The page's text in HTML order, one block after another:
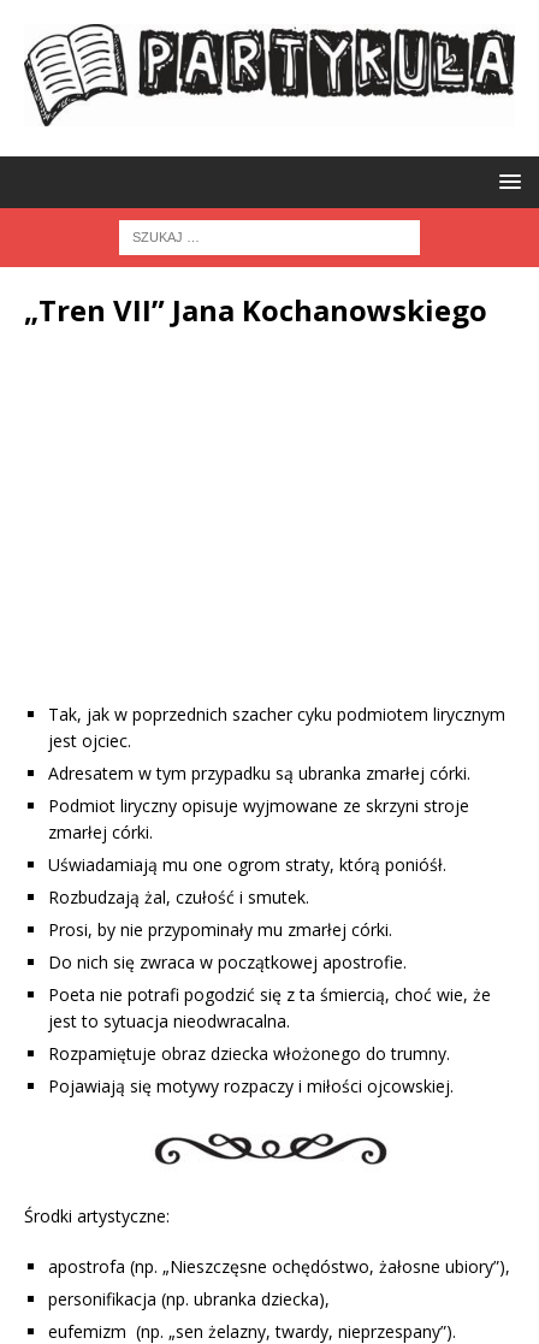
„Tren VII” Jana Kochanowskiego
Tak, jak w poprzednich szacher cyku podmiotem lirycznym
jest ojciec.
Adresatem w tym przypadku są ubranka zmarłej córki.
Podmiot liryczny opisuje wyjmowane ze skrzyni stroje
zmarłej córki.
Uświadamiają mu one ogrom straty, którą ponióśł.
Rozbudzają żal, czułość i smutek.
Prosi, by nie przypominały mu zmarłej córki.
Do nich się zwraca w początkowej apostrofie.
Poeta nie potrafi pogodzić się z ta śmiercią, choć wie, że
jest to sytuacja nieodwracalna.
Rozpamiętuje obraz dziecka włożonego do trumny.
Pojawiają się motywy rozpaczy i miłości ojcowskiej.
Środki artystyczne:
apostrofa (np. „Nieszczęsne ochędóstwo, żałosne ubiory”),
personifikacja (np. ubranka dziecka),
eufemizm (np. „sen żelazny, twardy, nieprzespany”).